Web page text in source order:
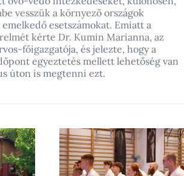
vesszük a környező országok
emelkedő esetszámokat. Emiatt a
kérte Dr. Kumin Marianna, az
főigazgatója, és jelezte, hogy a
egyeztetés mellett lehetőség van
úton is megtenni ezt.